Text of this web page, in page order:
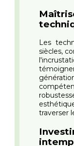
Les
siècles,
traverser